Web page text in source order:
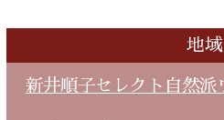
地域
新井順子セレクト自然派